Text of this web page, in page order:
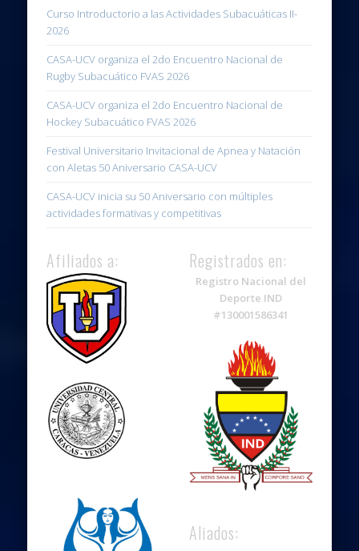
Curso Introductorio a las Actividades Subacuáticas II-
2026
CASA-UCV organiza el 2do Encuentro Nacional de
Rugby Subacuático FVAS 2026
CASA-UCV organiza el 2do Encuentro Nacional de
Hockey Subacuático FVAS 2026
Festival Universitario Invitacional de Apnea y Natación
con Aletas 50 Aniversario CASA-UCV
CASA-UCV inicia su 50 Aniversario con múltiples
actividades formativas y competitivas
Afiliados a: Registrados en:
Registro Nacional del
Deporte IND
#130001586341
Aliados: